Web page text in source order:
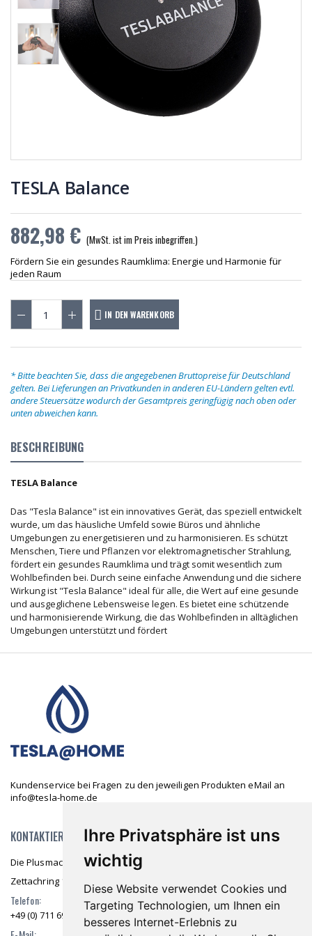
Ihre Privatsphäre ist uns
wichtig
Diese Website verwendet Cookies und
Targeting Technologien, um Ihnen ein
besseres Internet-Erlebnis zu
TESLA Balance
882,98 € (MwSt. ist im Preis inbegriffen.)
Fördern Sie ein gesundes Raumklima: Energie und Harmonie für
jeden Raum
IN DEN WARENKORB
* Bitte beachten Sie, dass die angegebenen Bruttopreise für Deutschland
gelten. Bei Lieferungen an Privatkunden in anderen EU-Ländern gelten evtl.
andere Steuersätze wodurch der Gesamtpreis geringfügig nach oben oder
unten abweichen kann.
BESCHREIBUNG
TESLA Balance
Das "Tesla Balance" ist ein innovatives Gerät, das speziell entwickelt
wurde, um das häusliche Umfeld sowie Büros und ähnliche
Umgebungen zu energetisieren und zu harmonisieren. Es schützt
Menschen, Tiere und Pflanzen vor elektromagnetischer Strahlung,
fördert ein gesundes Raumklima und trägt somit wesentlich zum
Wohlbefinden bei. Durch seine einfache Anwendung und die sichere
Wirkung ist "Tesla Balance" ideal für alle, die Wert auf eine gesunde
und ausgeglichene Lebensweise legen. Es bietet eine schützende
und harmonisierende Wirkung, die das Wohlbefinden in alltäglichen
Umgebungen unterstützt und fördert
USB – C
Netzteil für
Tesla 2Go
9,52 €
406,98 €
USB – C
Netzteil für
406,98 €
Kundenservice bei Fragen zu den jeweiligen Produkten eMail an
info@tesla-home.de
KONTAKTIEREN SIE UNS
Die Plusmacher GmbH & Co. KG
Zettachring 10 70567 Stuttgart
Telefon:
+49 (0) 711 69976 36